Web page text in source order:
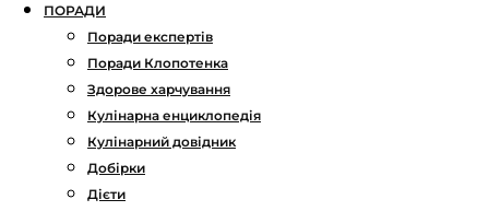
ПОРАДИ
Поради експертів
Поради Клопотенка
Здорове харчування
Кулінарна енциклопедія
Кулінарний довідник
Добірки
Дієти